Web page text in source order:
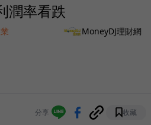
潤率看跌
MoneyDJ理財網
分享 收藏